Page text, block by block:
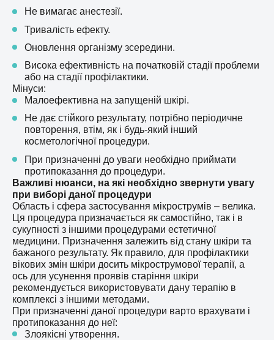
Не вимагає анестезії.
Тривалість ефекту.
Оновлення організму зсередини.
Висока ефективність на початковій стадії проблеми
або на стадії профілактики.
Мінуси:
Малоефективна на запущеній шкірі.
Не дає стійкого результату, потрібно періодичне
повторення, втім, як і будь-який інший
косметологічної процедури.
При призначенні до уваги необхідно приймати
протипоказання до процедури.
Важливі нюанси, на які необхідно звернути увагу
при виборі даної процедури
Область і сфера застосування мікрострумів – велика.
Ця процедура призначається як самостійно, так і в
сукупності з іншими процедурами естетичної
медицини. Призначення залежить від стану шкіри та
бажаного результату. Як правило, для профілактики
вікових змін шкіри досить мікрострумової терапії, а
ось для усунення проявів старіння шкіри
рекомендується використовувати дану терапію в
комплексі з іншими методами.
При призначенні даної процедури варто врахувати і
протипоказання до неї:
Злоякісні утворення.